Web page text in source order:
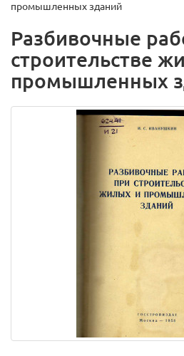
промышленных зданий
Разбивочные
строительстве
промышленных